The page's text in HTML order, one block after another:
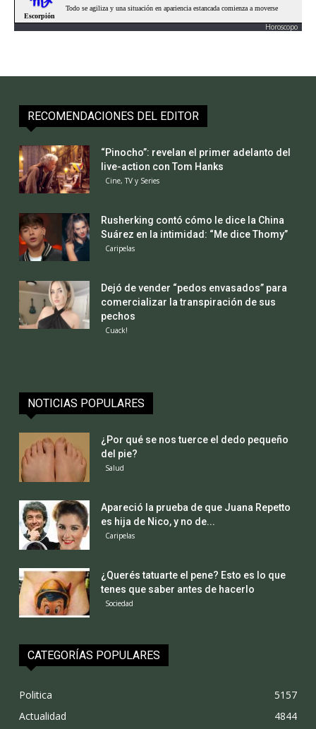
Horoscopo
RECOMENDACIONES DEL EDITOR
“Pinocho”: revelan el primer adelanto del
live-action con Tom Hanks
Cine, TV y Series
Rusherking contó cómo le dice la China
Suárez en la intimidad: “Me dice Thomy”
Caripelas
Dejó de vender “pedos envasados” para
comercializar la transpiración de sus
pechos
Cuack!
NOTICIAS POPULARES
¿Por qué se nos tuerce el dedo pequeño
del pie?
Salud
Apareció la prueba de que Juana Repetto
es hija de Nico, y no de...
Caripelas
¿Querés tatuarte el pene? Esto es lo que
tenes que saber antes de hacerlo
Sociedad
CATEGORÍAS POPULARES
Politica
5157
Actualidad
4844